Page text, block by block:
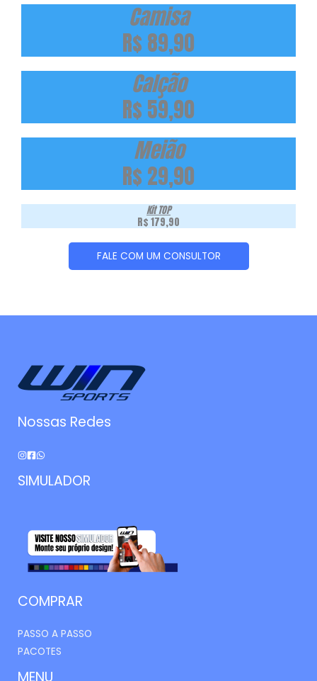
Camisa
R$ 89,90
Calção
R$ 59,90
Meião
R$ 29,90
Kit TOP
R$ 179,90
FALE COM UM CONSULTOR
Nossas Redes
SIMULADOR
COMPRAR
PASSO A PASSO
PACOTES